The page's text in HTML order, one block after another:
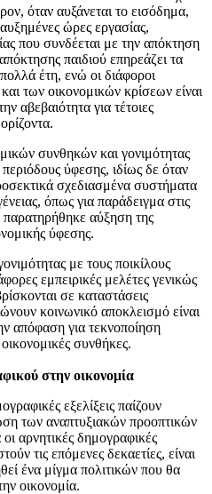
όταν αυξάνεται το εισόδημα,
ώρες εργασίας,
που συνδέεται με την απόκτηση
παιδιού επηρεάζει τα
έτη, ενώ οι διάφοροι
των οικονομικών κρίσεων είναι
αβεβαιότητα για τέτοιες
συνθηκών και γονιμότητας
ύφεσης, ιδίως δε όταν
σχεδιασμένα συστήματα
όπως για παράδειγμα στις
αύξηση της
ύφεσης.
με τους ποικίλους
εμπειρικές μελέτες γενικώς
σε καταστάσεις
κοινωνικό αποκλεισμό είναι
απόφαση για τεκνοποίηση
συνθήκες.
στην οικονομία
εξελίξεις παίζουν
των αναπτυξιακών προοπτικών
αρνητικές δημογραφικές
τις επόμενες δεκαετίες, είναι
ένα μίγμα πολιτικών που θα
οικονομία.